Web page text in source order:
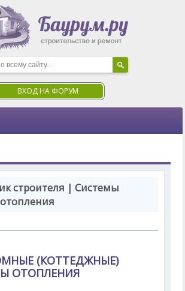
ВХОД НА ФОРУМ
строителя | Системы
(КОТТЕДЖНЫЕ)
ОТОПЛЕНИЯ